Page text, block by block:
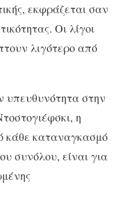
εκφράζεται σαν
Οι λίγοι
λιγότερο από
υπευθυνότητα στην
η
κάθε καταναγκασμό
συνόλου, είναι για